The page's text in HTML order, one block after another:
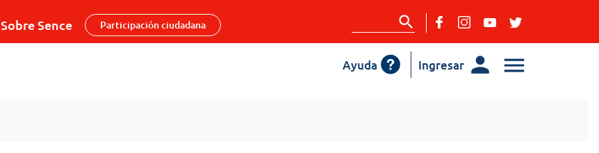
Sobre Sence Participación ciudadana
Ingresar
Ayuda